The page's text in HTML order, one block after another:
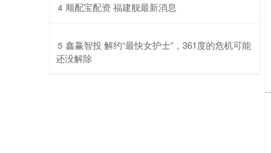
4 ​顺配宝配资 福建舰最新消息
5 ​鑫赢智投 解约“最快女护士”，361度的危机可能
还没解除